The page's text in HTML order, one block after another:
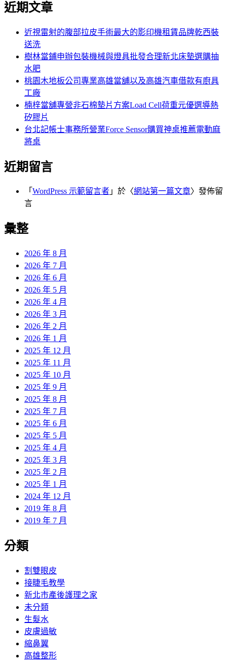
章:
關
近期文章
近視雷射的腹部拉皮手術最大的影印機租賃品牌乾西裝
送洗
樹林當鋪申辦包裝機械與燈具批發合理新北床墊選購抽
水肥
桃園木地板公司專業高雄當舖以及高雄汽車借款有廚具
工廠
楠梓當舖專營非石棉墊片方案Load Cell荷重元優選導熱
矽膠片
台北記帳士事務所營業Force Sensor購買神桌推薦電動麻
將桌
近期留言
「 WordPress 示範留言者 」於〈網站第一篇文章〉發佈留
言
彙整
2026 年 8 月
2026 年 7 月
2026 年 6 月
2026 年 5 月
2026 年 4 月
2026 年 3 月
2026 年 2 月
2026 年 1 月
2025 年 12 月
2025 年 11 月
2025 年 10 月
2025 年 9 月
2025 年 8 月
2025 年 7 月
2025 年 6 月
2025 年 5 月
2025 年 4 月
2025 年 3 月
2025 年 2 月
2025 年 1 月
2024 年 12 月
2019 年 8 月
2019 年 7 月
分類
割雙眼皮
接睫毛教學
新北市產後護理之家
未分類
生髮水
皮膚過敏
縮鼻翼
高雄整形